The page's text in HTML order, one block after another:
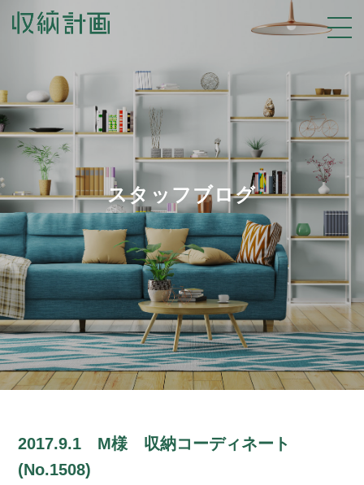
スタッフブログ
2017.9.1 M様 収納コーディネート
(No.1508)